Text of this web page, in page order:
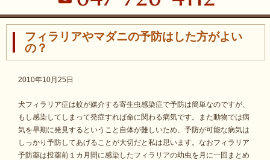
フィラリアやマダニの予防はした方がよい
の？
2010年10月25日
犬フィラリア症は蚊が媒介する寄生虫感染症で予防は簡単なのですが、
もし感染してしまって発症すれば命に関わる病気です。また動物では病
気を早期に発見するということ自体が難しいため、予防が可能な病気は
しっかり予防してあげることが大切だと私は思います。なおフィラリア
予防薬は投薬前１カ月間に感染したフィラリアの幼虫を月に一回まとめ